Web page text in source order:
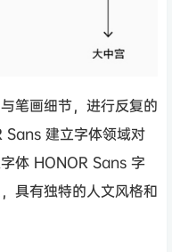
笔画细节，进行反复的
Sans 建立字体领域对
体 HONOR Sans 字
具有独特的人文风格和